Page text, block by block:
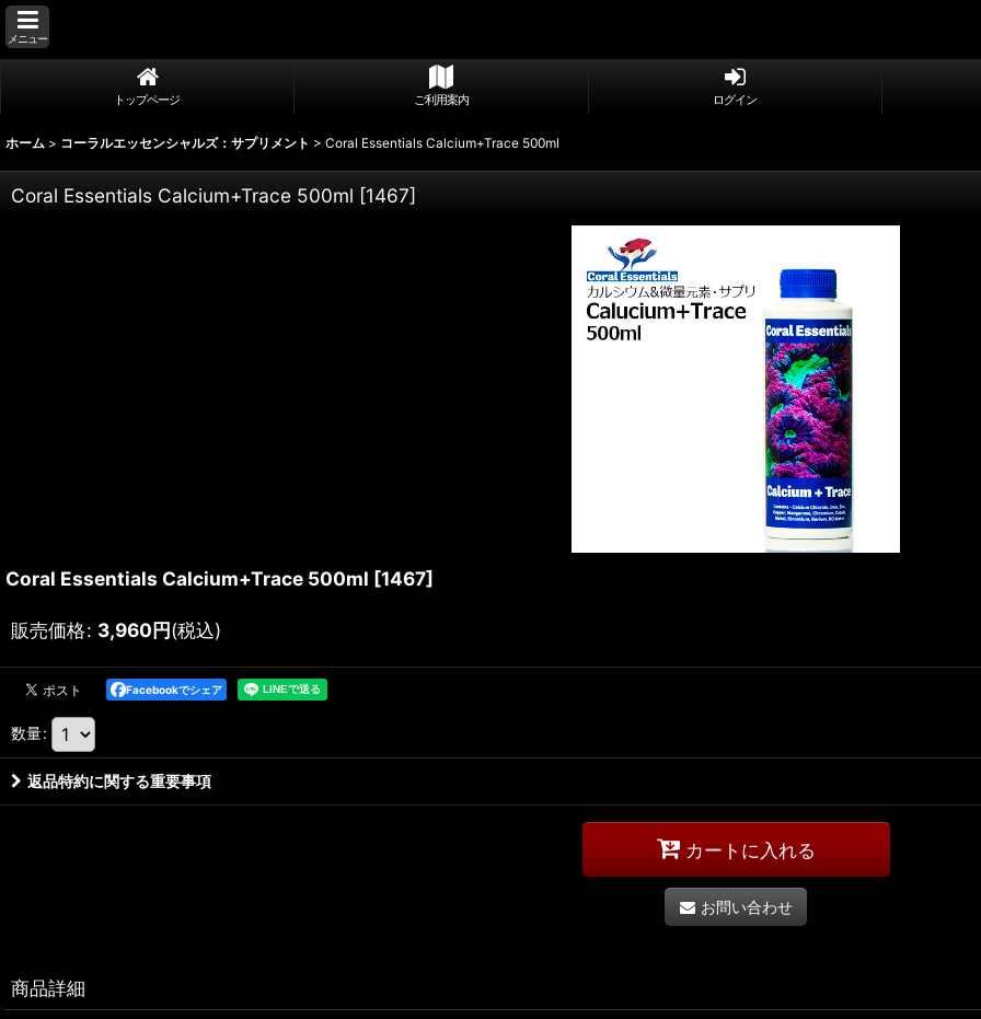
メニュー
トップページ ご利用案内 ログイン
ホーム > コーラルエッセンシャルズ：サプリメント > Coral Essentials Calcium+Trace 500ml
Coral Essentials Calcium+Trace 500ml [1467]
Coral Essentials Calcium+Trace 500ml [1467]
販売価格: 3,960円(税込)
Facebookでシェア
数量:
返品特約に関する重要事項
カートに入れる
お問い合わせ
商品詳細